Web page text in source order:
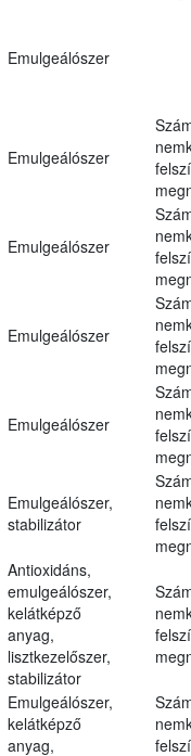
Emulgeálószer
Emulgeálószer
Emulgeálószer
Emulgeálószer
Emulgeálószer
Emulgeálószer,
stabilizátor
Antioxidáns,
emulgeálószer,
kelátképző
anyag,
lisztkezelőszer,
stabilizátor
Emulgeálószer,
kelátképző
anyag,